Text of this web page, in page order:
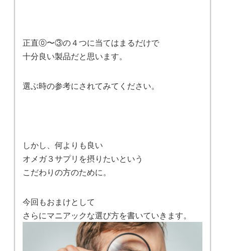
正直⓪〜③の４つに当てはまるだけで
十分良い製品だと思います。
選ぶ時の参考にされてみてください。
しかし、何よりも良い
オメガ３サプリを摂りたいという
こだわりの方のために。
今回もおまけとして
さらにマニアックな選び方を書いていきます。